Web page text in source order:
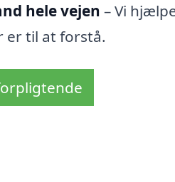
hele vejen – Vi
er til at forstå.